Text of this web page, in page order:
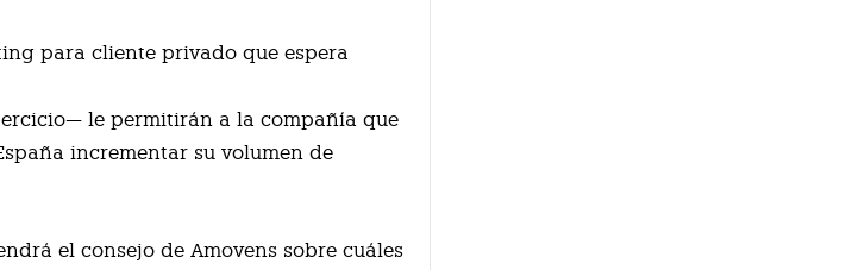
para cliente privado que espera
le permitirán a la compañía que
incrementar su volumen de
el consejo de Amovens sobre cuáles